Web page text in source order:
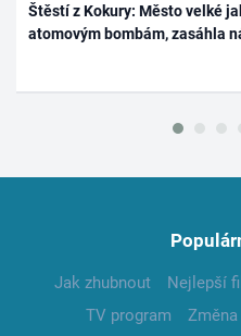
Štěstí z Kokury: Město velké
atomovým bombám, zasáhla
Jak zhubnout Nejlepší
TV program